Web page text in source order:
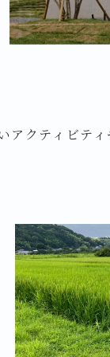
アクティビテ